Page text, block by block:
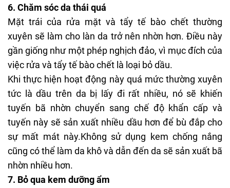
6. Chăm sóc da thái quá
Mặt trái của rửa mặt và tẩy tế bào chết thường
xuyên sẽ làm cho làn da trở nên nhờn hơn. Điều này
gần giống như một phép nghịch đảo, vì mục đích của
việc rửa và tẩy tế bào chết là loại bỏ dầu.
Khi thực hiện hoạt động này quá mức thường xuyên
tức là dầu trên da bị lấy đi rất nhiều, nó sẽ khiến
tuyến bã nhờn chuyển sang chế độ khẩn cấp và
tuyến này sẽ sản xuất nhiều dầu hơn để bù đắp cho
sự mất mát này.Không sử dụng kem chống nắng
cũng có thể làm da khô và dẫn đến da sẽ sản xuất bã
nhờn nhiều hơn.
7. Bỏ qua kem dưỡng ẩm